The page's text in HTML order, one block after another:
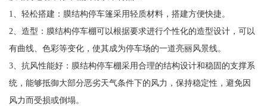
1、轻松搭建：膜结构停车篷采用轻质材料，搭建方便快捷。
2、造型：膜结构停车棚可以根据要求进行个性化的造型设计，可以
有曲线、色彩等变化，使其成为停车场的一道亮丽风景线。
3、抗风性能好：膜结构停车棚采用合理的结构设计和稳固的支撑系
统，能够抵御大部分恶劣天气条件下的风力，保持稳定性，避免因
风力而受损或倒塌。